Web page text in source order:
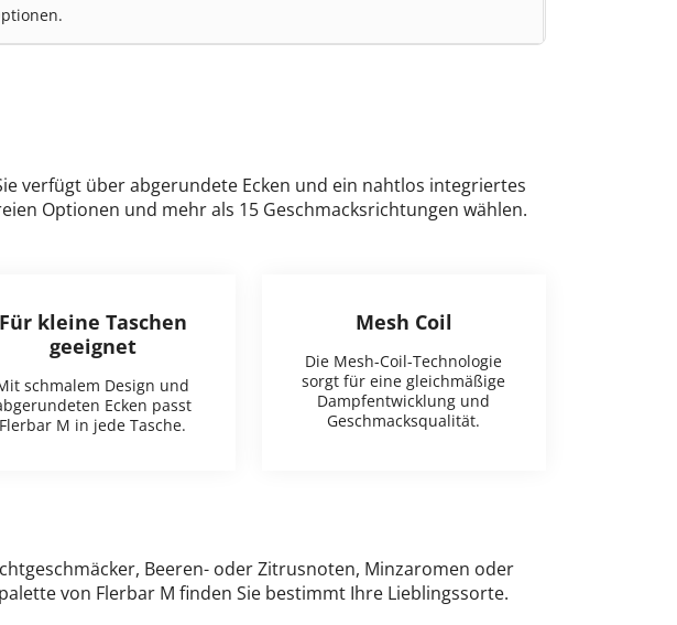
verfügt über abgerundete Ecken und ein nahtlos integriertes
Optionen und mehr als 15 Geschmacksrichtungen wählen.
Für kleine Taschen
geeignet
schmalem Design und
Ecken passt
Flerbar M in jede Tasche.
Mesh Coil
Die Mesh-Coil-Technologie
sorgt für eine gleichmäßige
Dampfentwicklung und
Geschmacksqualität.
Beeren- oder Zitrusnoten, Minzaromen oder
von Flerbar M finden Sie bestimmt Ihre Lieblingssorte.